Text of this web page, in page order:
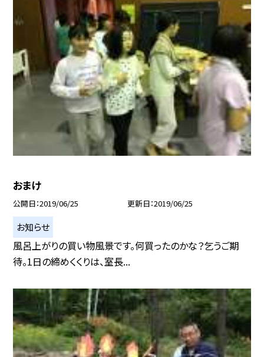
おまけ
公開日 2019/06/25 更新日 2019/06/25
お知らせ
風呂上がりの買い物風景です。何買ったのかな？乞うご期
待。1日の締めくくりは、室長...